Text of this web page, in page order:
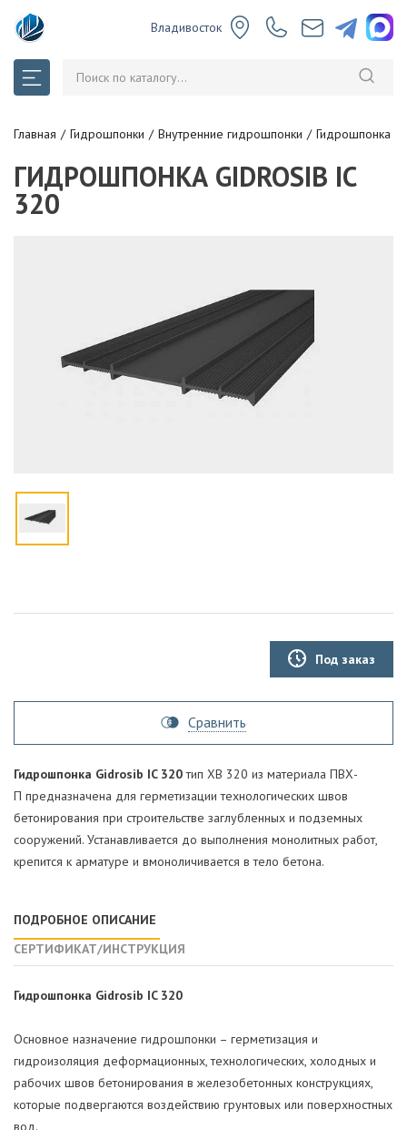
Владивосток
Главная Гидрошпонки Внутренние гидрошпонки Гидрошпонка
ГИДРОШПОНКА GIDROSIB IC
320
Под заказ
Сравнить
Гидрошпонка Gidrosib IC 320тип ХВ 320 из материала ПВХ-
П предназначена для герметизации технологических швов
бетонирования при строительстве заглубленных и подземных
сооружений. Устанавливается до выполнения монолитных работ,
крепится к арматуре и вмоноличивается в тело бетона.
ПОДРОБНОЕ ОПИСАНИЕ
СЕРТИФИКАТ/ИНСТРУКЦИЯ
Гидрошпонка Gidrosib IC 320
Основное назначение гидрошпонки – герметизация и
гидроизоляция деформационных, технологических, холодных и
рабочих швов бетонирования в железобетонных конструкциях,
которые подвергаются воздействию грунтовых или поверхностных
вод.